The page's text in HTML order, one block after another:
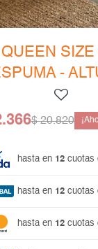
-
$ 20.820
hasta en 12 cuotas
hasta en 12 cuotas
hasta en 12 cuotas